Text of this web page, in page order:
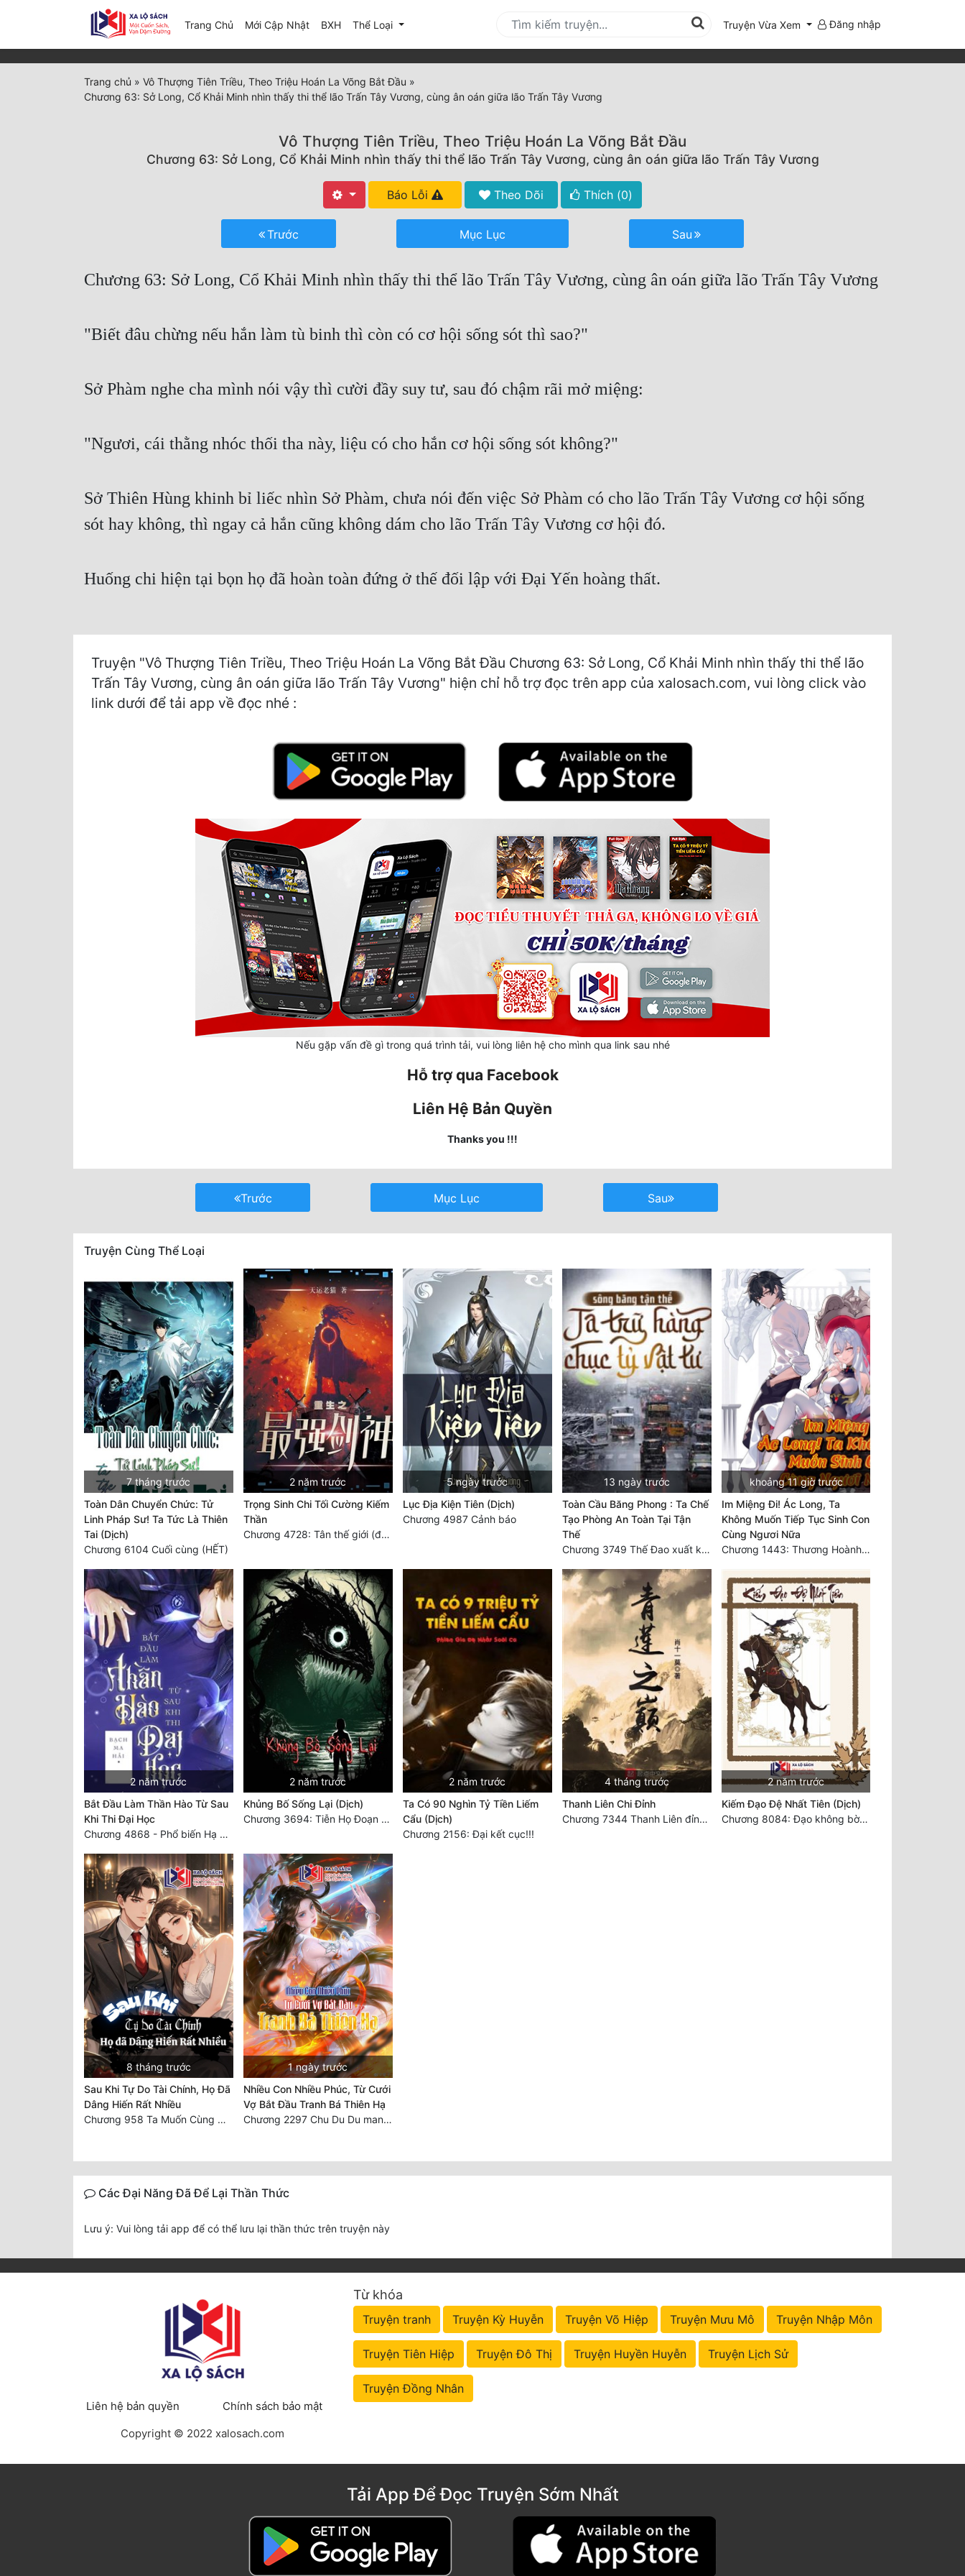
Trang Chủ Mới Cập Nhật(current)
BXH Thể Loại Truyện Vừa Xem Đăng nhập
Trang chủ » Vô Thượng Tiên Triều, Theo Triệu Hoán La Võng Bắt Đầu »
Chương 63: Sở Long, Cổ Khải Minh nhìn thấy thi thể lão Trấn Tây Vương, cùng ân oán giữa lão Trấn Tây Vương
Vô Thượng Tiên Triều, Theo Triệu Hoán La Võng Bắt Đầu
Chương 63: Sở Long, Cổ Khải Minh nhìn thấy thi thể lão Trấn Tây Vương, cùng ân oán giữa lão Trấn Tây Vương
Báo Lỗi Theo Dõi Thích (0)
Trước Mục Lục Sau
Chương 63: Sở Long, Cổ Khải Minh nhìn thấy thi thể lão Trấn Tây Vương, cùng ân oán giữa lão Trấn Tây Vương
"Biết đâu chừng nếu hắn làm tù binh thì còn có cơ hội sống sót thì sao?"
Sở Phàm nghe cha mình nói vậy thì cười đầy suy tư, sau đó chậm rãi mở miệng:
"Ngươi, cái thằng nhóc thối tha này, liệu có cho hắn cơ hội sống sót không?"
Sở Thiên Hùng khinh bỉ liếc nhìn Sở Phàm, chưa nói đến việc Sở Phàm có cho lão Trấn Tây Vương cơ hội sống
sót hay không, thì ngay cả hắn cũng không dám cho lão Trấn Tây Vương cơ hội đó.
Huống chi hiện tại bọn họ đã hoàn toàn đứng ở thế đối lập với Đại Yến hoàng thất.
Truyện "Vô Thượng Tiên Triều, Theo Triệu Hoán La Võng Bắt Đầu Chương 63: Sở Long, Cổ Khải Minh nhìn thấy thi thể lão
Trấn Tây Vương, cùng ân oán giữa lão Trấn Tây Vương" hiện chỉ hỗ trợ đọc trên app của xalosach.com, vui lòng click vào
link dưới để tải app về đọc nhé :
Nếu gặp vấn đề gì trong quá trình tải, vui lòng liên hệ cho mình qua link sau nhé
Hỗ trợ qua Facebook
Liên Hệ Bản Quyền
Thanks you !!!
Trước Mục Lục Sau
Truyện Cùng Thể Loại
7 tháng trước
Toàn Dân Chuyển Chức: Tử
Linh Pháp Sư! Ta Tức Là Thiên
Tai (Dịch)
Chương 6104 Cuối cùng (HẾT)
2 năm trước
Trọng Sinh Chi Tối Cường Kiếm
Thần
Chương 4728: Tân thế giới (đại kết cục) (10)
5 ngày trước
Lục Địa Kiện Tiên (Dịch)
Chương 4987 Cảnh báo
13 ngày trước
Toàn Cầu Băng Phong : Ta Chế
Tạo Phòng An Toàn Tại Tận
Thế
Chương 3749 Thế Đao xuất kích
khoảng 11 giờ trước
Im Miệng Đi! Ác Long, Ta
Không Muốn Tiếp Tục Sinh Con
Cùng Ngươi Nữa
Chương 1443: Thương Hoành Vạn Vật (Cuối cùng)
2 năm trước
Bắt Đầu Làm Thần Hào Từ Sau
Khi Thi Đại Học
Chương 4868 - Phổ biến Hạ Quốc tệ!
2 năm trước
Khủng Bố Sống Lại (Dịch)
Chương 3694: Tiễn Họ Đoạn Đường Cuối - Hoàn
2 năm trước
Ta Có 90 Nghìn Tỷ Tiền Liếm
Cẩu (Dịch)
Chương 2156: Đại kết cục!!!
4 tháng trước
Thanh Liên Chi Đỉnh
Chương 7344 Thanh Liên đỉnh (Đại kết cục) (2) HẾT.
2 năm trước
Kiếm Đạo Đệ Nhất Tiên (Dịch)
Chương 8084: Đạo không bờ bến (Đại kết cục) (10)
8 tháng trước
Sau Khi Tự Do Tài Chính, Họ Đã
Dâng Hiến Rất Nhiều
Chương 958 Ta Muốn Cùng Các Cô Vĩnh Viễn Ở Bên Nhau (2) Hết
1 ngày trước
Nhiều Con Nhiều Phúc, Từ Cưới
Vợ Bắt Đầu Tranh Bá Thiên Hạ
Chương 2297 Chu Du Du mang thai
Các Đại Năng Đã Để Lại Thần Thức
Lưu ý: Vui lòng tải app để có thể lưu lại thần thức trên truyện này
Liên hệ bản quyền
Chính sách bảo mật
Copyright © 2022 xalosach.com
Từ khóa
Truyện tranh Truyện Kỳ Huyễn Truyện Võ Hiệp Truyện Mưu Mô Truyện Nhập Môn
Truyện Tiên Hiệp Truyện Đô Thị Truyện Huyền Huyễn Truyện Lịch Sử
Truyện Đồng Nhân
Tải App Để Đọc Truyện Sớm Nhất